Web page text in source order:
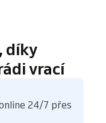
díky
vrací
24/7 přes